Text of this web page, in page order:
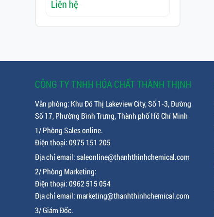
Liên hệ
CÔNG TY TNHH HÓA CHẤT THÀNH THỊNH
Văn phòng: Khu Đô Thị Lakeview City, Số 1-3, Đường
Số 17, Phường Bình Trưng, Thành phố Hồ Chí Minh
1/ Phòng Sales online.
Điện thoại: 0975 151 205
Địa chỉ email: saleonline@thanhthinhchemical.com
2/ Phòng Marketing:
Điện thoại: 0962 515 054
Địa chỉ email: marketing@thanhthinhchemical.com
3/ Giám Đốc.